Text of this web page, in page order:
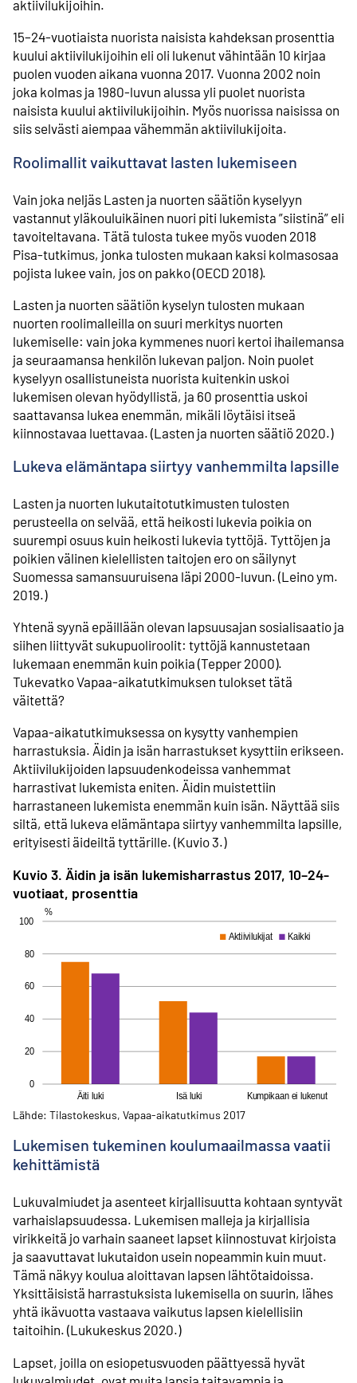
aktiivilukijoihin.
15–24-vuotiaista nuorista naisista kahdeksan prosenttia
kuului aktiivilukijoihin eli oli lukenut vähintään 10 kirjaa
puolen vuoden aikana vuonna 2017. Vuonna 2002 noin
joka kolmas ja 1980-luvun alussa yli puolet nuorista
naisista kuului aktiivilukijoihin. Myös nuorissa naisissa on
siis selvästi aiempaa vähemmän aktiivilukijoita.
Roolimallit vaikuttavat lasten lukemiseen
Vain joka neljäs Lasten ja nuorten säätiön kyselyyn
vastannut yläkouluikäinen nuori piti lukemista ”siistinä” eli
tavoiteltavana. Tätä tulosta tukee myös vuoden 2018
Pisa-tutkimus, jonka tulosten mukaan kaksi kolmasosaa
pojista lukee vain, jos on pakko (OECD 2018).
Lasten ja nuorten säätiön kyselyn tulosten mukaan
nuorten roolimalleilla on suuri merkitys nuorten
lukemiselle: vain joka kymmenes nuori kertoi ihailemansa
ja seuraamansa henkilön lukevan paljon. Noin puolet
kyselyyn osallistuneista nuorista kuitenkin uskoi
lukemisen olevan hyödyllistä, ja 60 prosenttia uskoi
saattavansa lukea enemmän, mikäli löytäisi itseä
kiinnostavaa luettavaa. (Lasten ja nuorten säätiö 2020.)
Lukeva elämäntapa siirtyy vanhemmilta lapsille
Lasten ja nuorten lukutaitotutkimusten tulosten
perusteella on selvää, että heikosti lukevia poikia on
suurempi osuus kuin heikosti lukevia tyttöjä. Tyttöjen ja
poikien välinen kielellisten taitojen ero on säilynyt
Suomessa samansuuruisena läpi 2000-luvun. (Leino ym.
2019.)
Yhtenä syynä epäillään olevan lapsuusajan sosialisaatio ja
siihen liittyvät sukupuoliroolit: tyttöjä kannustetaan
lukemaan enemmän kuin poikia (Tepper 2000).
Tukevatko Vapaa-aikatutkimuksen tulokset tätä
väitettä?
Vapaa-aikatutkimuksessa on kysytty vanhempien
harrastuksia. Äidin ja isän harrastukset kysyttiin erikseen.
Aktiivilukijoiden lapsuudenkodeissa vanhemmat
harrastivat lukemista eniten. Äidin muistettiin
harrastaneen lukemista enemmän kuin isän. Näyttää siis
siltä, että lukeva elämäntapa siirtyy vanhemmilta lapsille,
erityisesti äideiltä tyttärille. (Kuvio 3.)
Kuvio 3. Äidin ja isän lukemisharrastus 2017, 10–24-
vuotiaat, prosenttia
Lähde: Tilastokeskus, Vapaa-aikatutkimus 2017
Lukemisen tukeminen koulumaailmassa vaatii
kehittämistä
Lukuvalmiudet ja asenteet kirjallisuutta kohtaan syntyvät
varhaislapsuudessa. Lukemisen malleja ja kirjallisia
virikkeitä jo varhain saaneet lapset kiinnostuvat kirjoista
ja saavuttavat lukutaidon usein nopeammin kuin muut.
Tämä näkyy koulua aloittavan lapsen lähtötaidoissa.
Yksittäisistä harrastuksista lukemisella on suurin, lähes
yhtä ikävuotta vastaava vaikutus lapsen kielellisiin
taitoihin. (Lukukeskus 2020.)
Lapset, joilla on esiopetusvuoden päättyessä hyvät